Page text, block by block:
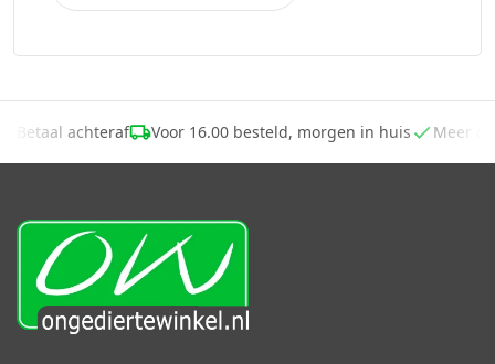
Betaal achteraf Voor 16.00 besteld, morgen in huis Meer